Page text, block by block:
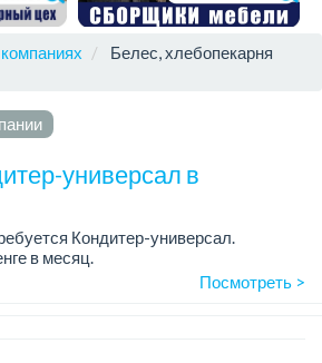
Белес, хлебопекарня
универсал в
Кондитер-универсал.
в месяц.
до 20.00.
Посмотреть >